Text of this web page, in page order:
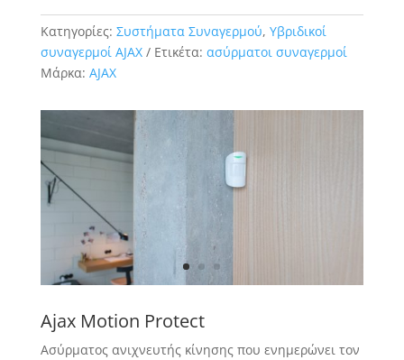
Κατηγορίες: Συστήματα Συναγερμού, Υβριδικοί
συναγερμοί AJAX
Ετικέτα: ασύρματοι συναγερμοί
Μάρκα: AJAX
Ajax Motion Protect
Ασύρματος ανιχνευτής κίνησης που ενημερώνει τον